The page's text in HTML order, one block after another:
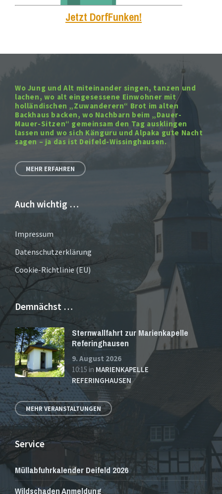
Jetzt DorfFunken!
Wo Jung und Alt miteinander singen, tanzen und
lachen, wo alt eingesessene Einwohner mit
holländischen „Zuwanderern“ Brot im alten
Backhaus backen, wo Nachbarn beim „Dauer-
Mauer-Sitzen“ gemeinsam den Tag ausklingen
lassen und wo sich Känguru und Alpaka gute Nacht
sagen – ja das ist Deifeld-Wissinghausen.
MEHR ERFAHREN
Auch wichtig …
Impressum
Datenschutzerklärung
Cookie-Richtlinie (EU)
Demnächst …
Sternwallfahrt zur Marienkapelle
Referinghausen
9. August 2026
10:15 in MARIENKAPELLE
REFERINGHAUSEN
MEHR VERANSTALTUNGEN
Service
Müllabfuhrkalender Deifeld 2026
Wildschaden Anmeldung